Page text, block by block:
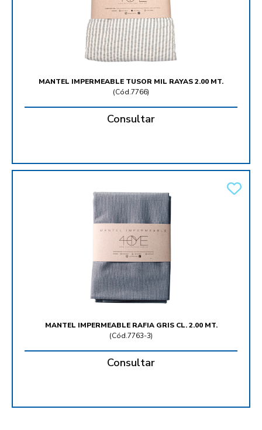
MANTEL IMPERMEABLE TUSOR MIL RAYAS 2.00 MT.
(Cód.7766)
Consultar
MANTEL IMPERMEABLE RAFIA GRIS CL. 2.00 MT.
(Cód.7763-3)
Consultar